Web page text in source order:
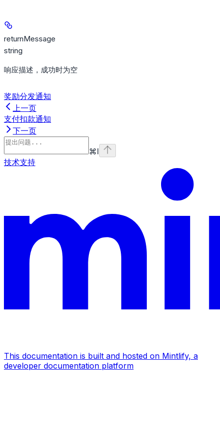
returnMessage
string
响应描述，成功时为空
奖励分发通知
上一页
支付扣款通知
下一页
⌘I
技术支持
This documentation is built and hosted on Mintlify, a
developer documentation platform